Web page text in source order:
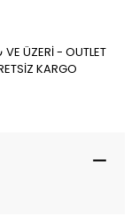
VE ÜZERİ - OUTLET
KARGO